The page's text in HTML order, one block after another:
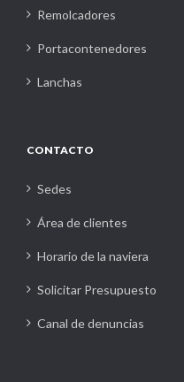
Remolcadores
Portacontenedores
Lanchas
CONTACTO
Sedes
Área de clientes
Horario de la naviera
Solicitar Presupuesto
Canal de denuncias